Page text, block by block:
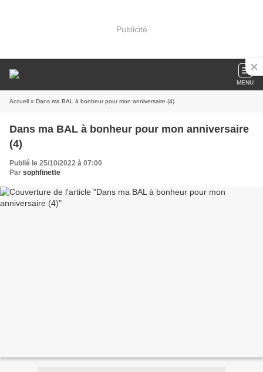
Publicité
MENU
Accueil » Dans ma BAL à bonheur pour mon anniversaire (4)
Dans ma BAL à bonheur pour mon anniversaire
(4)
Publié le 25/10/2022 à 07:00
Par sophfinette